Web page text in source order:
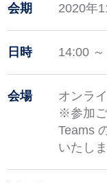
会期 2020年
日時 14:00
会場
オンラ
※参加
Teams
いたしま